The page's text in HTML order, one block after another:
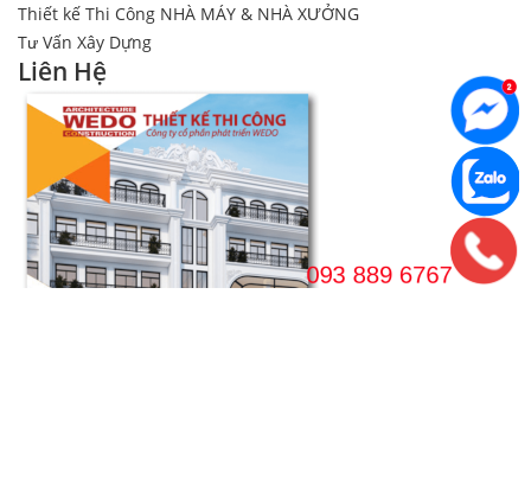
Thiết kế Thi Công NHÀ MÁY & NHÀ XƯỞNG
Tư Vấn Xây Dựng
Liên Hệ